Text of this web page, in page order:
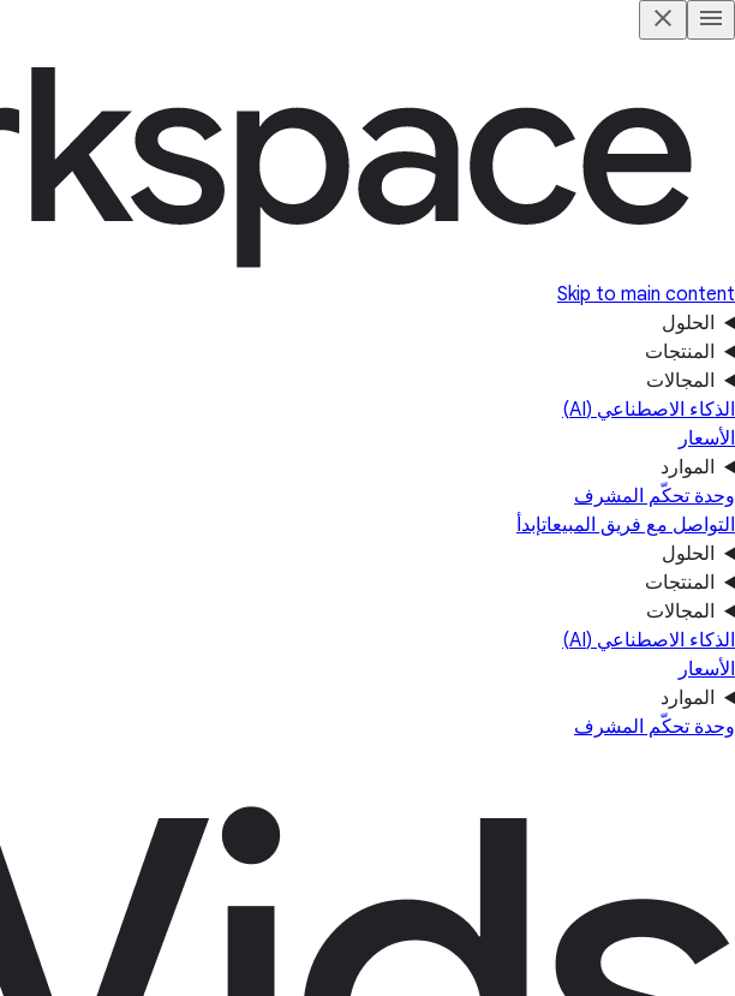
Skip to main content
الحلول
المنتجات
المجالات
الذكاء الاصطناعي (AI)
الأسعار
الموارد
وحدة تحكّم المشرف
التواصل مع فريق المبيعاتإبدأ
الحلول
المنتجات
المجالات
الذكاء الاصطناعي (AI)
الأسعار
الموارد
وحدة تحكّم المشرف